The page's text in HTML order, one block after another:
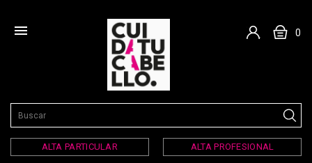
 0
ALTA PARTICULAR ALTA PROFESIONAL